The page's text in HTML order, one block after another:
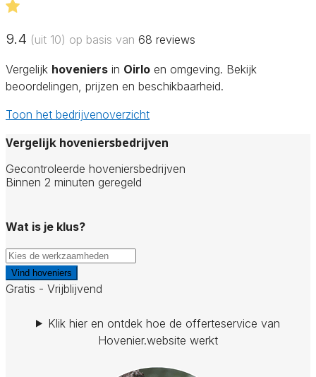
9.4 (uit 10) op basis van 68 reviews
Vergelijk hoveniers in Oirlo en omgeving. Bekijk
beoordelingen, prijzen en beschikbaarheid.
Toon het bedrijvenoverzicht
Vergelijk hoveniersbedrijven
Gecontroleerde hoveniersbedrijven
Binnen 2 minuten geregeld
Wat is je klus?
Vind hoveniers
Gratis - Vrijblijvend
Klik hier en ontdek hoe de offerteservice van
Hovenier.website werkt